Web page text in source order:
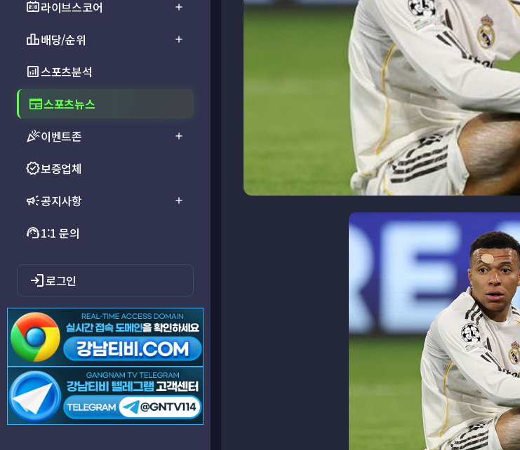
scoreboard라이브스코어 add
leaderboard배당/순위 add
analytics스포츠분석
newspaper스포츠뉴스
celebration이벤트존 add
verified보증업체
campaign공지사항 add
support_agent1:1 문의
login로그인